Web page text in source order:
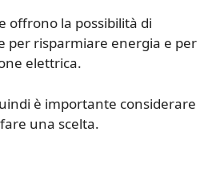
la possibilità di
per risparmiare energia e per
elettrica.
è importante considerare
una scelta.